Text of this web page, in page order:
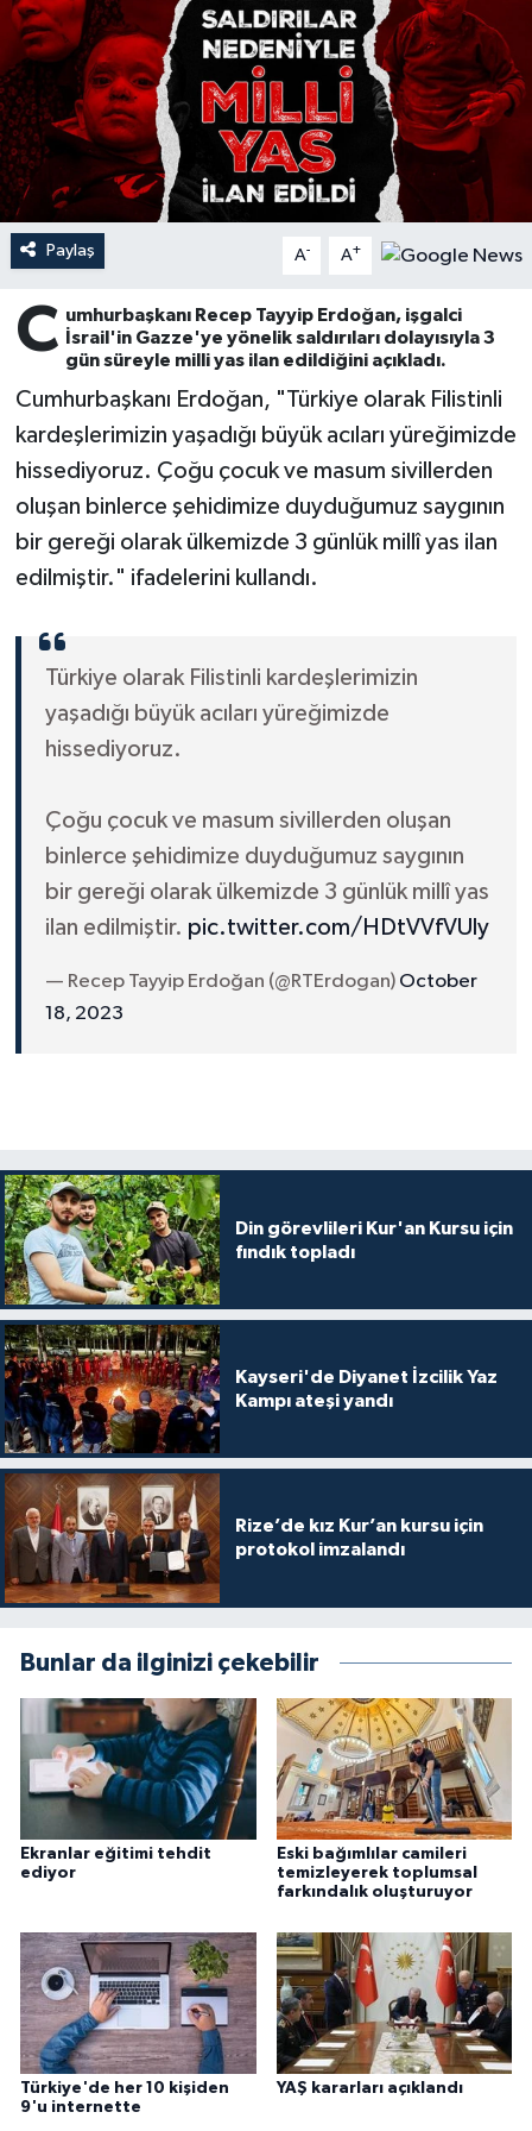
Paylaş A- A+
C umhurbaşkanı Recep Tayyip Erdoğan, işgalci
İsrail'in Gazze'ye yönelik saldırıları dolayısıyla 3
gün süreyle milli yas ilan edildiğini açıkladı.
Cumhurbaşkanı Erdoğan, "Türkiye olarak Filistinli
kardeşlerimizin yaşadığı büyük acıları yüreğimizde
hissediyoruz. Çoğu çocuk ve masum sivillerden
oluşan binlerce şehidimize duyduğumuz saygının
bir gereği olarak ülkemizde 3 günlük millî yas ilan
edilmiştir." ifadelerini kullandı.
Türkiye olarak Filistinli kardeşlerimizin
yaşadığı büyük acıları yüreğimizde
hissediyoruz.
Çoğu çocuk ve masum sivillerden oluşan
binlerce şehidimize duyduğumuz saygının
bir gereği olarak ülkemizde 3 günlük millî yas
ilan edilmiştir. pic.twitter.com/HDtVVfVUly
— Recep Tayyip Erdoğan (@RTErdogan) October
18, 2023
Din görevlileri Kur'an Kursu için
fındık topladı
Kayseri'de Diyanet İzcilik Yaz
Kampı ateşi yandı
Rize’de kız Kur’an kursu için
protokol imzalandı
Bunlar da ilginizi çekebilir
Ekranlar eğitimi tehdit
ediyor
Eski bağımlılar camileri
temizleyerek toplumsal
farkındalık oluşturuyor
Türkiye'de her 10 kişiden
9'u internette
YAŞ kararları açıklandı
Ardahan Müftülüğü
Artvin Müftülüğü
Aydın Müftülüğü
Balıkesir Müftülüğü
Batman Müftülüğü
Bayburt Müftülüğü
Bilecik Müftülüğü
Bitlis Müftülüğü
Bolu Müftülüğü
Burdur Müftülüğü
Çanakkale Müftülüğü
Çankırı Müftülüğü
Denizli Müftülüğü
Edirne Müftülüğü
Elazığ Müftülüğü
Erzincan Müftülüğü
Erzurum Müftülüğü
Eskişehir Müftülüğü
Gaziantep Müftülüğü
Giresun Müftülüğü
Hakkari Müftülüğü
Hatay Müftülüğü
Iğdır Müftülüğü
Isparta Müftülüğü
İzmir Müftülüğü
Kahramanmaraş Müftülüğü
Karabük Müftülüğü
Kudüs
Kurban
Mukabele
Peygamberimizin Hayatı
Sahabeler
Zekat
Hutbeler
DİYANET AKADEMİ
DİYANET GENÇLİK
DİYANET RADYO/TV
Dünya
Eğitim
Kültür-Sanat
Sağlık
Makaleler
Ekonomi
Podcast
Bilim, Teknoloji
Diyanet TV